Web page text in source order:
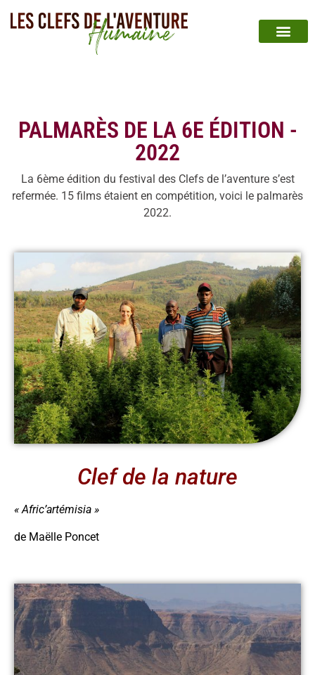
PALMARÈS DE LA 6E ÉDITION -
2022
La 6ème édition du festival des Clefs de l’aventure s’est
refermée. 15 films étaient en compétition, voici le palmarès
2022.
Clef de la nature
« Afric’artémisia »
de Maëlle Poncet